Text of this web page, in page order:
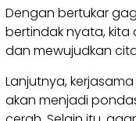
Dengan bertukar
bertindak nyata,
dan mewujudkan
Lanjutnya,
akan menjadi